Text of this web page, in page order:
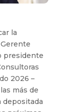
la
presidente
2026 –
más de
depositada